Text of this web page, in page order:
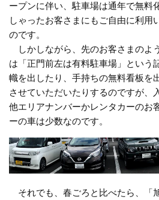
ープンに伴い、駐車場は通年で無料
しゃったお客さまにもご自由に利用
のです。
しかしながら、先のお客さまのよ
は「正門前左は有料駐車場」という
幟を出したり、手持ちの無料看板を
させていただいたりするのですが、
他エリアナンバーかレンタカーのお
ーの車は少数なのです。
それでも、春ごろと比べたら、「